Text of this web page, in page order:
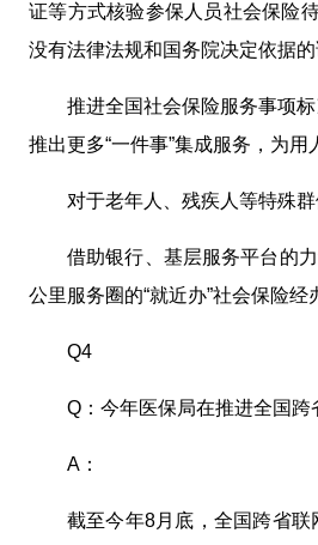
证等方式核验参保人员社会保险
没有法律法规和国务院决定依据的
推进全国社会保险服务事项
推出更多“一件事”集成服务，为
对于老年人、残疾人等特殊
借助银行、基层服务平台的
公里服务圈的“就近办”社会保险经
Q4
Q：今年医保局在推进全国
A：
截至今年8月底，全国跨省